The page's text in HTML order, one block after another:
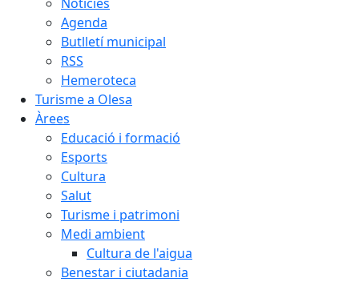
Agenda
Butlletí municipal
RSS
Hemeroteca
Turisme a Olesa
Àrees
Educació i formació
Esports
Cultura
Salut
Turisme i patrimoni
Medi ambient
Cultura de l'aigua
Benestar i ciutadania